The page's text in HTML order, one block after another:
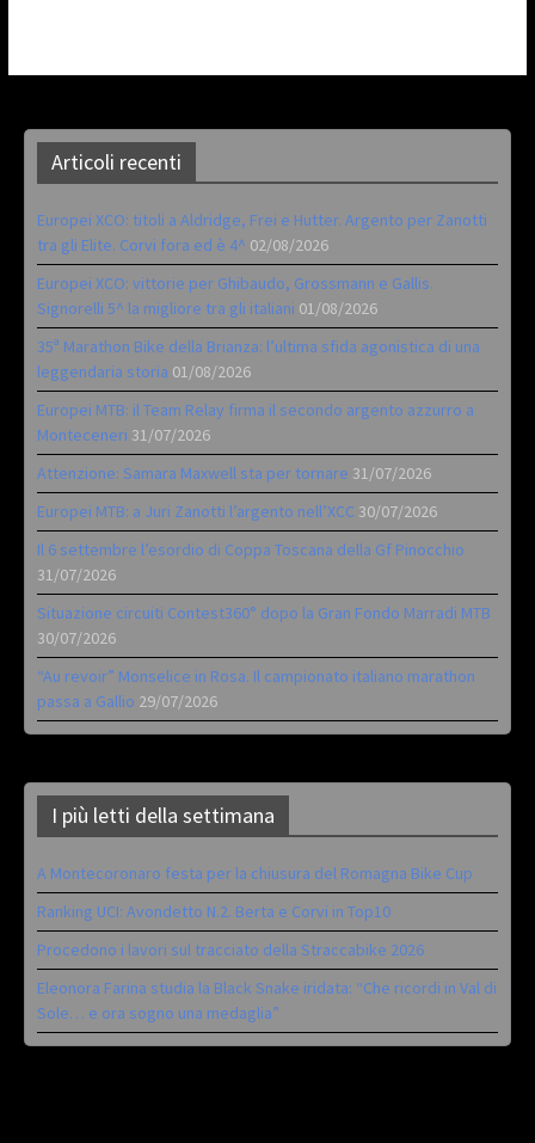
Articoli recenti
Europei XCO: titoli a Aldridge, Frei e Hutter. Argento per Zanotti
tra gli Elite. Corvi fora ed è 4^ 02/08/2026
Europei XCO: vittorie per Ghibaudo, Grossmann e Gallis.
Signorelli 5^ la migliore tra gli italiani 01/08/2026
35ª Marathon Bike della Brianza: l’ultima sfida agonistica di una
leggendaria storia 01/08/2026
Europei MTB: il Team Relay firma il secondo argento azzurro a
Monteceneri 31/07/2026
Attenzione: Samara Maxwell sta per tornare 31/07/2026
Europei MTB: a Juri Zanotti l’argento nell’XCC 30/07/2026
Il 6 settembre l’esordio di Coppa Toscana della Gf Pinocchio
31/07/2026
Situazione circuiti Contest360° dopo la Gran Fondo Marradi MTB
30/07/2026
“Au revoir” Monselice in Rosa. Il campionato italiano marathon
passa a Gallio 29/07/2026
I più letti della settimana
A Montecoronaro festa per la chiusura del Romagna Bike Cup
Ranking UCI: Avondetto N.2. Berta e Corvi in Top10
Procedono i lavori sul tracciato della Straccabike 2026
Eleonora Farina studia la Black Snake iridata: “Che ricordi in Val di
Sole… e ora sogno una medaglia”